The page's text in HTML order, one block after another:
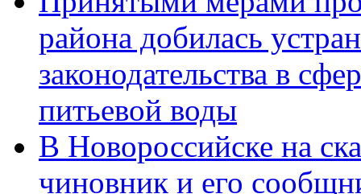
района добилась
законодательства в
питьевой воды
В Новороссийске на
чиновник и его